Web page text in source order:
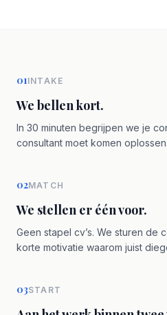
01INTAKE
We bellen kort.
In 30 minuten begrijpen we je
consultant moet komen oplossen.
02MATCH
We stellen er één voor.
Geen stapel cv’s. We sturen de
korte motivatie waarom juist
03START